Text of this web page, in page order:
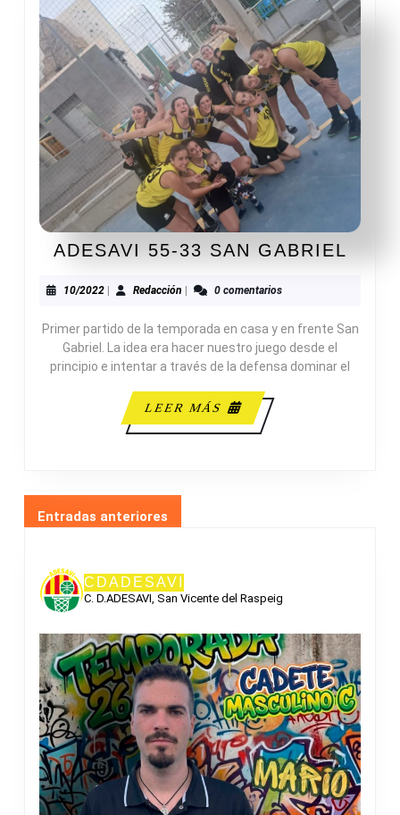
ADESAVI 55-33 SAN GABRIEL
10/202210/2022
| RedacciónRedacción
| 0 comentarios
Primer partido de la temporada en casa y en frente San
Gabriel. La idea era hacer nuestro juego desde el
principio e intentar a través de la defensa dominar el
LEER MÁS
LEER
MÁS
NAVEGACIÓN
ENTRADAS
Entradas anteriores
CDADESAVI
C. D.ADESAVI, San Vicente del Raspeig